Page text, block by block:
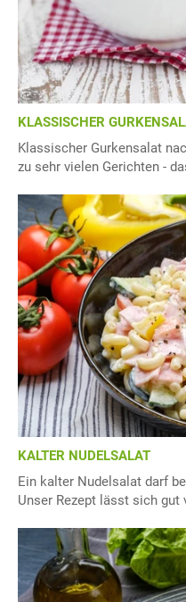
KLASSISCHER
Klassischer Gurkensalat
zu sehr vielen Gerichten -
KALTER NUDELSALAT
Ein kalter Nudelsalat darf
Unser Rezept lässt sich